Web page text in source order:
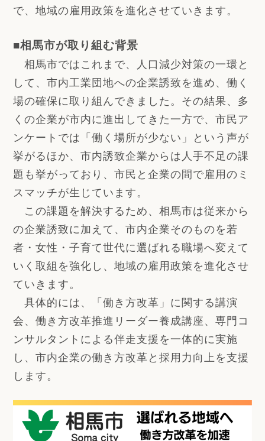
で、地域の雇用政策を進化させていきます。
■相馬市が取り組む背景
相馬市ではこれまで、人口減少対策の一環と
して、市内工業団地への企業誘致を進め、働く
場の確保に取り組んできました。その結果、多
くの企業が市内に進出してきた一方で、市民ア
ンケートでは「働く場所が少ない」という声が
挙がるほか、市内誘致企業からは人手不足の課
題も挙がっており、市民と企業の間で雇用のミ
スマッチが生じています。
この課題を解決するため、相馬市は従来から
の企業誘致に加えて、市内企業そのものを若
者・女性・子育て世代に選ばれる職場へ変えて
いく取組を強化し、地域の雇用政策を進化させ
ていきます。
具体的には、「働き方改革」に関する講演
会、働き方改革推進リーダー養成講座、専門コ
ンサルタントによる伴走支援を一体的に実施
し、市内企業の働き方改革と採用力向上を支援
します。